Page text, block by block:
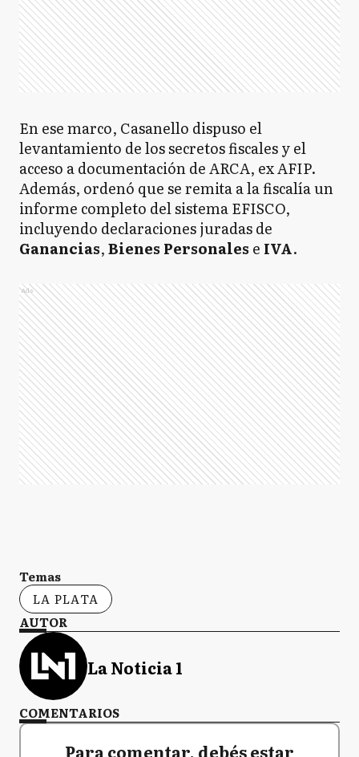
En ese marco, Casanello dispuso el
levantamiento de los secretos fiscales y el
acceso a documentación de ARCA, ex AFIP.
Además, ordenó que se remita a la fiscalía un
informe completo del sistema EFISCO,
incluyendo declaraciones juradas de
Ganancias,Bienes Personales e IVA.
Ads
Temas
LA PLATA
AUTOR
La Noticia 1
COMENTARIOS
Para comentar, debés estar